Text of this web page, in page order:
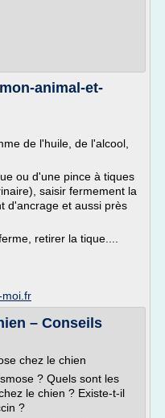
animal-et-
de l'huile, de l'alcool,
ou d'une pince à tiques
saisir fermement la
d'ancrage et aussi près
retirer la tique....
moi.fr
– Conseils
chez le chien
? Quels sont les
le chien ? Existe-t-il
?